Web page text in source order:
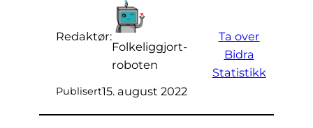
Redaktør:
Folkeliggjort-
roboten
Publisert15. august 2022
Ta over
Bidra
Statistikk